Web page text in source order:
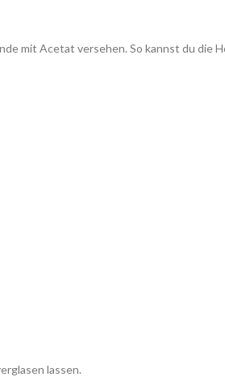
mit Acetat versehen. So kannst du die
lassen.